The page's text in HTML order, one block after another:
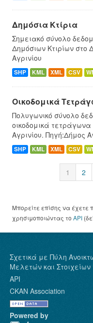
Δημόσια Κτίρια
Σημειακό σύνολο
Δημόσιων Κτιρίων στο
Αγρινίου
SHP KML XML CSV
Οικοδομικά
Πολυγωνικό σύνολο
οικοδομικά
Αγρινίου. Πηγή:Δήμος
SHP KML XML CSV
1 2
Μπορείτε επίσης να
χρησιμοποιώντας το API
Σχετικά με Πύλη
Μελετών και Στοιχείων
API
CKAN Association
Powered by